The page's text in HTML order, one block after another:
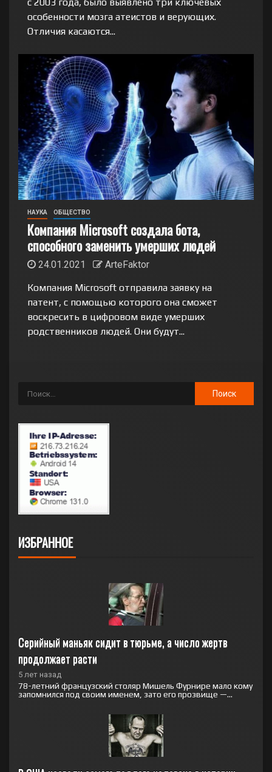
особенности мозга атеистов и верующих.
Отличия касаются...
НАУКА ОБЩЕСТВО
Компания Microsoft создала бота,
способного заменить умерших людей
24.01.2021
ArteFaktor
Компания Microsoft отправила заявку на
патент, с помощью которого она сможет
воскресить в цифровом виде умерших
родственников людей. Они будут...
ИЗБРАННОЕ
Серийный маньяк сидит в тюрьме, а число жертв
продолжает расти
5 лет назад
78-летний французский столяр Мишель Фурнире мало кому
запомнился под своим именем, зато его прозвище —...